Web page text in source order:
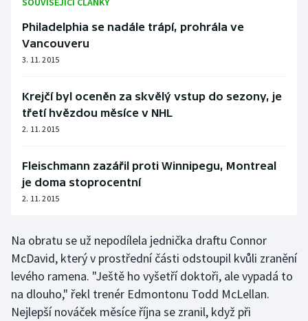
Lyže a snowboard
Motorsport
Parasport
Plážový volejbal
Ragby
Rychlobruslení
Philadelphia se nadále trápí, prohrála ve
Vancouveru
3. 11. 2015
Krejčí byl oceněn za skvělý vstup do sezony, je
třetí hvězdou měsíce v NHL
2. 11. 2015
Fleischmann zazářil proti Winnipegu, Montreal
je doma stoprocentní
2. 11. 2015
Na obratu se už nepodílela jednička draftu Connor
McDavid, který v prostřední části odstoupil kvůli zranění
levého ramena. "Ještě ho vyšetří doktoři, ale vypadá to
na dlouho," řekl trenér Edmontonu Todd McLellan.
Nejlepší nováček měsíce října se zranil, když při